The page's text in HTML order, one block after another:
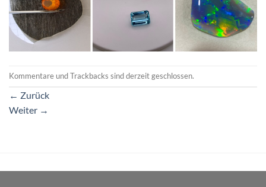
Kommentare und Trackbacks sind derzeit geschlossen.
← Zurück
Weiter →